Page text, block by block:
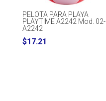
PELOTA PARA PLAYA
PLAYTIME A2242 Mod. 02-
A2242
$17.21